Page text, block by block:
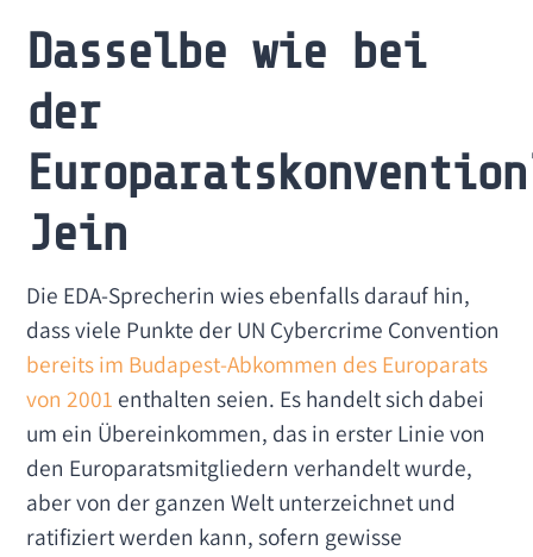
Dasselbe wie bei
der
Jein
Die EDA-Sprecherin wies ebenfalls darauf hin,
dass viele Punkte der UN Cybercrime Convention
bereits im Budapest-Abkommen des Europarats
von 2001 enthalten seien. Es handelt sich dabei
um ein Übereinkommen, das in erster Linie von
den Europaratsmitgliedern verhandelt wurde,
aber von der ganzen Welt unterzeichnet und
ratifiziert werden kann, sofern gewisse